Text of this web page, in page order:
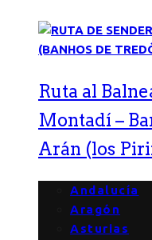
Ruta al
Montadí –
Arán (los
Andalucía
Aragón
Asturias